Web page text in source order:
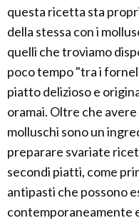
questa ricetta sta
della stessa con i
quelli che troviamo
poco tempo "tra i
piatto delizioso e
oramai. Oltre che
molluschi sono un
preparare svariate
secondi piatti, come
antipasti che possono
contemporaneamente